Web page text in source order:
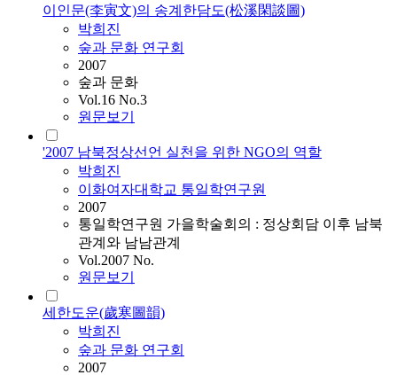
이인문(李寅文)의 송계한담도(松溪閑談圖)
박희진
숲과 문화 연구회
2007
숲과 문화
Vol.16 No.3
원문보기
'2007 남북정상선언 실천을 위한 NGO의 역할
박희진
이화여자대학교 통일학연구원
2007
통일학연구원 가을학술회의 : 정상회담 이후 남북
관계와 남남관계
Vol.2007 No.
원문보기
세한도운(歲寒圖韻)
박희진
숲과 문화 연구회
2007